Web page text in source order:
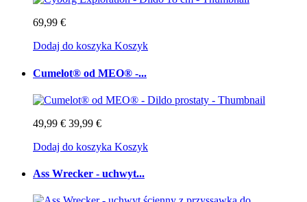
69,99 €
Dodaj do koszyka Koszyk
Cumelot® od MEO® -...
49,99 € 39,99 €
Dodaj do koszyka Koszyk
Ass Wrecker - uchwyt...